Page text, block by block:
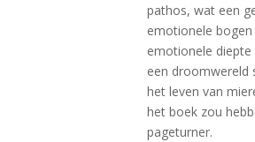
pathos, wat een
emotionele
emotionele
een droomwereld
het leven van
het boek zou
pageturner.